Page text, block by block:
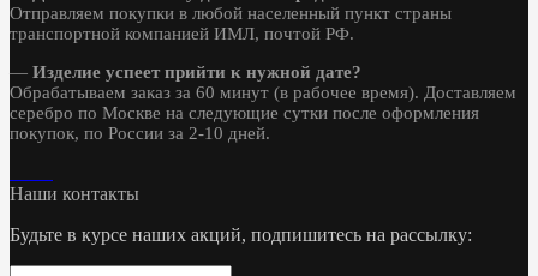
Отправляем покупки в любой населенный пункт страны
транспортной компанией ИМЛ, почтой РФ.
— Изделие успеет прийти к нужной дате?
Обрабатываем заказ за 60 минут (в рабочее время). Доставляем
серебро по Москве на следующие сутки после оформления
покупок, по России за 2-10 дней.
Наши контакты
Будьте в курсе наших акций, подпишитесь на рассылку: